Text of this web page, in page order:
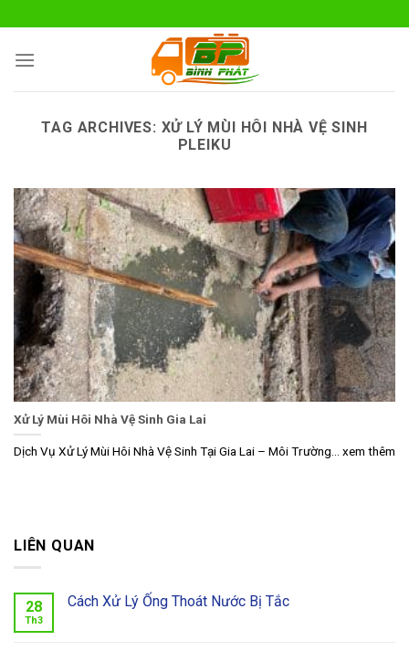
to
content
TAG ARCHIVES: XỬ LÝ MÙI HÔI NHÀ VỆ SINH
PLEIKU
Xử Lý Mùi Hôi Nhà Vệ Sinh Gia Lai
Dịch Vụ Xử Lý Mùi Hôi Nhà Vệ Sinh Tại Gia Lai – Môi Trường... xem thêm
LIÊN QUAN
28
Th3
Cách Xử Lý Ống Thoát Nước Bị Tắc